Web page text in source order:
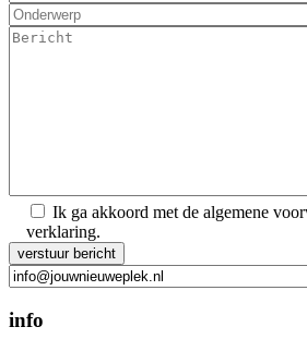
Ik ga akkoord met de algemene
verklaring.
Gelieve dit veld leeg te laten.
info